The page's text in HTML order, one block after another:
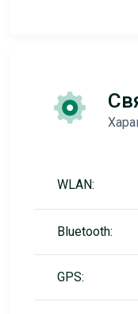
WLAN:
Bluetooth:
GPS: